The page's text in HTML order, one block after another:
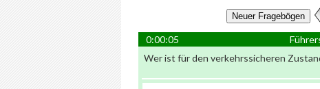
0:00:05
Wer ist für den verkehrssicheren